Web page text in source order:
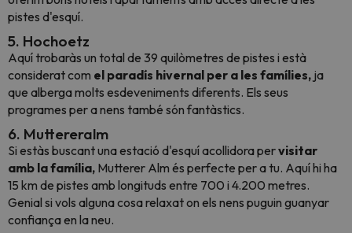
pistes d'esquí.
5. Hochoetz
Aquí trobaràs un total de 39 quilòmetres de pistes i està
considerat com el paradís hivernal per a les famílies, ja
que alberga molts esdeveniments diferents. Els seus
programes per a nens també són fantàstics.
6. Muttereralm
Si estàs buscant una estació d'esquí acollidora pervisitar
amb la família, Mutterer Alm és perfecte per a tu. Aquí hi ha
15 km de pistes amb longituds entre 700 i 4.200 metres.
Genial si vols alguna cosa relaxat on els nens puguin guanyar
confiança en la neu.